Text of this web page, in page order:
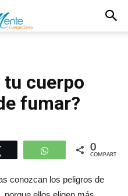
tu cuerpo
fumar?
WhatsApp
0
COMPARTIR
conozcan los peligros de